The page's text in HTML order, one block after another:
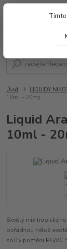
Po - Pá 9:00 - 19:00
Úvod LIQUIDY
10ml - 20mg
Liquid
10ml -
Skvělý mix
pořádnou nálož
solí v poměru PG/VG